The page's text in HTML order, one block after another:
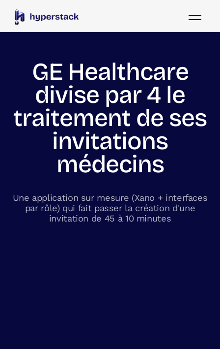
GE Healthcare
divise par 4 le
traitement de ses
invitations
médecins
Une application sur mesure (Xano + interfaces
par rôle) qui fait passer la création d'une
invitation de 45 à 10 minutes